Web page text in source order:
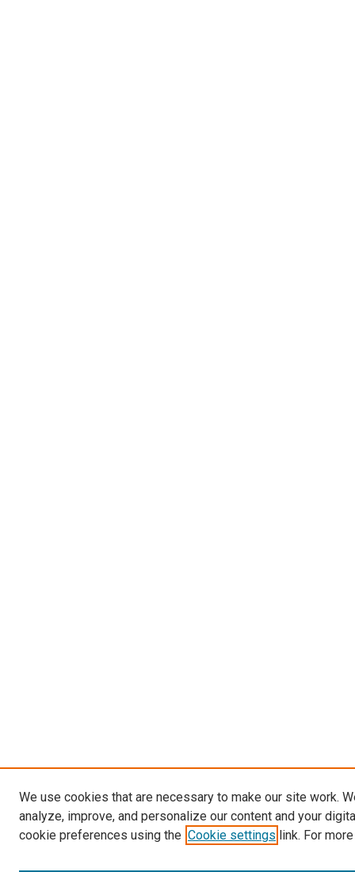
We use cookies that are necessary to make our site work.
analyze, improve, and personalize our content and your
cookie preferences using the Cookie settings link. For